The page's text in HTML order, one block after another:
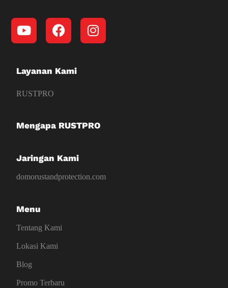
Layanan Kami
RUSTPRO
Mengapa RUSTPRO
Jaringan Kami
domorustandprotection.com
Menu
Tentang Kami
Lokasi Kami
Blog
Promo Terbaru